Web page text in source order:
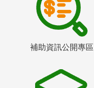
補助資訊公開專區